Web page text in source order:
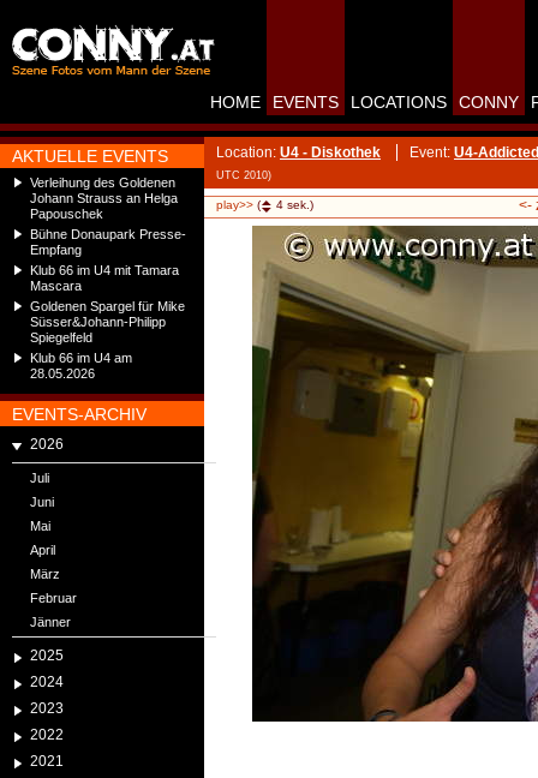
AKTUELLE EVENTS
Verleihung des Goldenen
Johann Strauss an Helga
Papouschek
Bühne Donaupark Presse-
Empfang
Klub 66 im U4 mit Tamara
Mascara
Goldenen Spargel für Mike
Süsser&Johann-Philipp
Spiegelfeld
Klub 66 im U4 am
28.05.2026
EVENTS-ARCHIV
2026
Juli
Juni
Mai
April
März
Februar
Jänner
2025
2024
2023
2022
2021
HOME EVENTS LOCATIONS CONNY
Location: U4 - Diskothek Event: U4-
UTC 2010)
play>> ( 4 sek.) <-